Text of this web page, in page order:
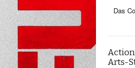
Das
Arts-